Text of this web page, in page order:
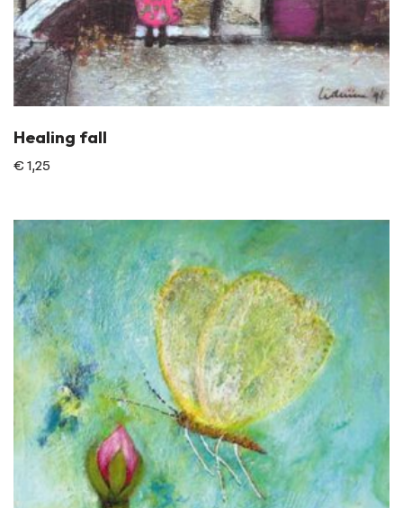
Healing fall
€ 1,25